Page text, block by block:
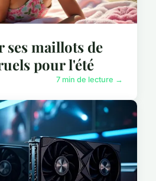
ses maillots de
pour l'été
7 min de lecture →